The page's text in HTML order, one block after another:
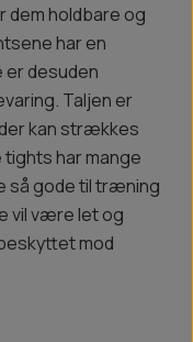
holdbare og
har en
er desuden
Taljen er
kan strækkes
har mange
så gode til træning
vil være let og
mod